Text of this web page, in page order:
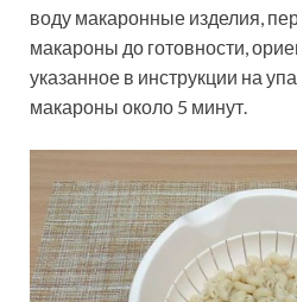
воду макаронные изделия,
макароны до готовности,
указанное в инструкции на
макароны около 5 минут.